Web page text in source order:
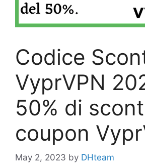
Codice
VyprVPN
50% di
coupon
May 2, 2023 by DHteam